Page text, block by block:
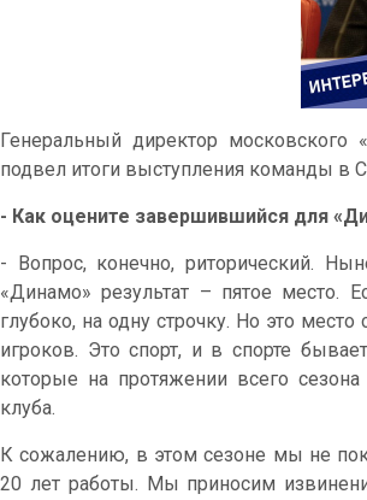
Генеральный директор
подвел итоги выступления команды в
- Как оцените завершившийся для
- Вопрос, конечно, риторический.
«Динамо» результат – пятое место.
глубоко, на одну строчку. Но это
игроков. Это спорт, и в спорте
которые на протяжении всего
клуба.
К сожалению, в этом сезоне мы не
20 лет работы. Мы приносим